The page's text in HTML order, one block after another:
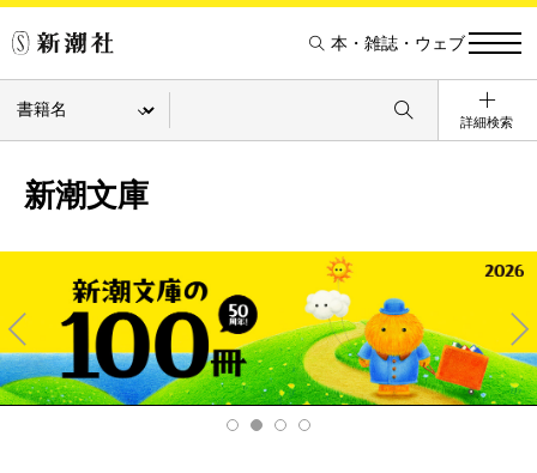
本・雑誌・ウェブ
詳細検索
新潮文庫
Pre
v
Ne
xt